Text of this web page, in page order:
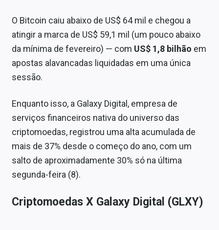
O Bitcoin caiu abaixo de US$ 64 mil e chegou a
atingir a marca de US$ 59,1 mil (um pouco abaixo
da mínima de fevereiro) — com US$ 1,8 bilhão em
apostas alavancadas liquidadas em uma única
sessão.
Enquanto isso, a Galaxy Digital, empresa de
serviços financeiros nativa do universo das
criptomoedas, registrou uma alta acumulada de
mais de 37% desde o começo do ano, com um
salto de aproximadamente 30% só na última
segunda-feira (8).
Criptomoedas X Galaxy Digital (GLXY)